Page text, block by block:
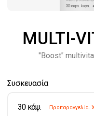
MULTI-
"Boost"
Συσκευασία
30 κάψ. Προπαραγγελία.